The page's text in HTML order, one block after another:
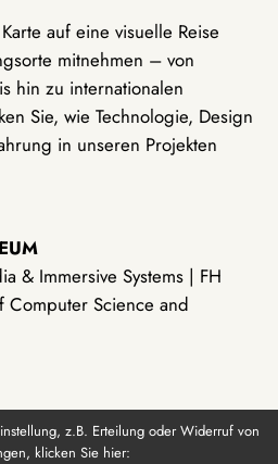
auf eine visuelle Reise
mitnehmen – von
hin zu internationalen
Sie, wie Technologie, Design
in unseren Projekten
& Immersive Systems | FH
Computer Science and
z.B. Erteilung oder Widerruf von
klicken Sie hier: